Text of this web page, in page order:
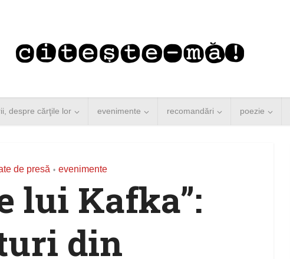
despre cărţile lor evenimente recomandări poezie
de presă • evenimente
lui Kafka”:
din